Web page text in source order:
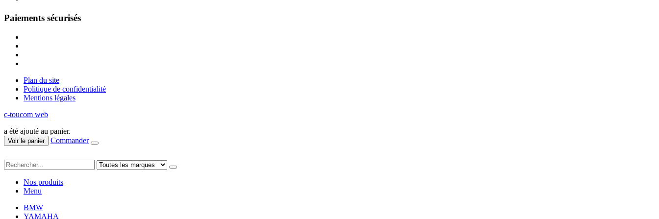
Paiements sécurisés
Plan du site
Politique de confidentialité
Mentions légales
c-toucom web
a été ajouté au panier.
Voir le panier Commander
Nos produits
Menu
BMW
YAMAHA